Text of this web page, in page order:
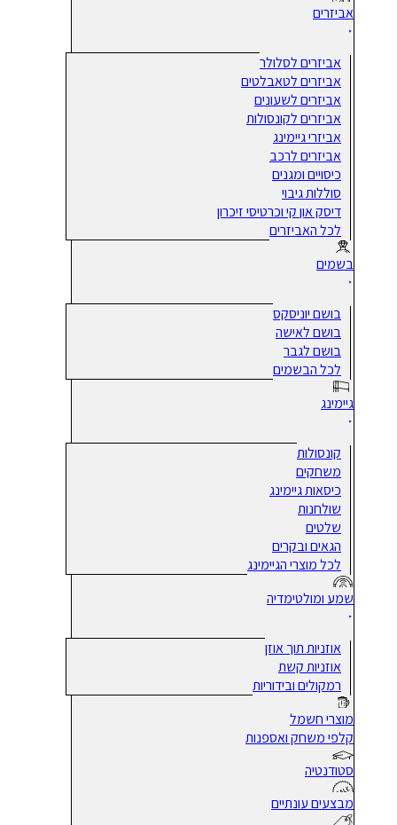
אביזרים
אביזרים לסלולר
אביזרים לטאבלטים
אביזרים לשעונים
אביזרים לקונסולות
אביזרי גיימינג
אביזרים לרכב
כיסויים ומגנים
סוללות גיבוי
דיסק און קי וכרטיסי זיכרון
לכל האביזרים
בשמים
בושם יוניסקס
בושם לאישה
בושם לגבר
לכל הבשמים
גיימינג
קונסולות
משחקים
כיסאות גיימינג
שולחנות
שלטים
הגאים ובקרים
לכל מוצרי הגיימינג
שמע ומולטימדיה
אוזניות תוך אוזן
אוזניות קשת
רמקולים ובידוריות
מוצרי חשמל
קלפי משחק ואספנות
סטודנטיה
מבצעים עונתיים